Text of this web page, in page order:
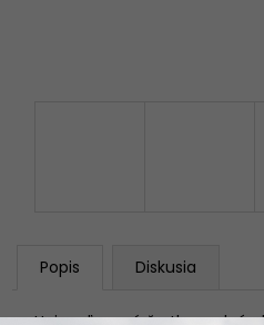
Popis Diskusia